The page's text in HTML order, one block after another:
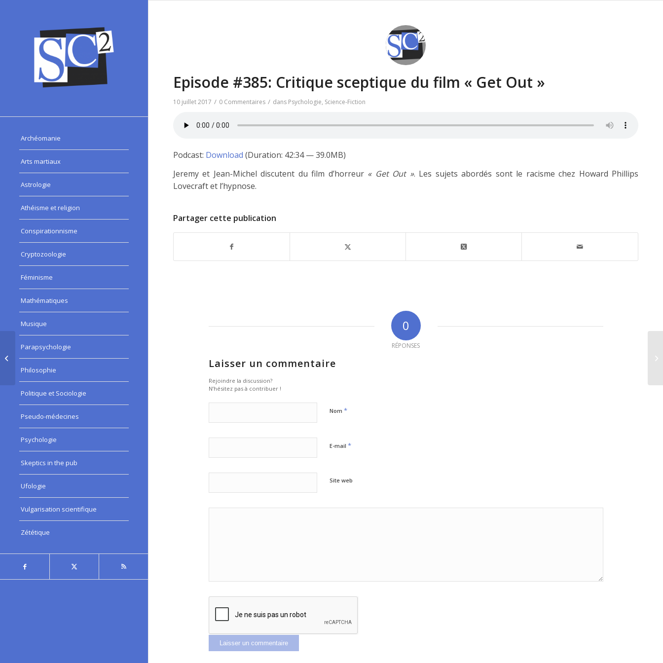
Archéomanie
Arts martiaux
Astrologie
Athéisme et religion
Conspirationnisme
Cryptozoologie
Féminisme
Mathématiques
Musique
Parapsychologie
Philosophie
Politique et Sociologie
Pseudo-médecines
Psychologie
Skeptics in the pub
Ufologie
Vulgarisation scientifique
Zététique
Episode #385: Critique sceptique du film « Get Out »
10 juillet 2017 / 0 Commentaires / dans Psychologie, Science-Fiction
Podcast: Download (Duration: 42:34 — 39.0MB)
Jeremy et Jean-Michel discutent du film d’horreur « Get Out ». Les sujets abordés sont le racisme chez Howard Phillips
Lovecraft et l’hypnose.
Partager cette publication
0
RÉPONSES
Laisser un commentaire
Rejoindre la discussion?
N’hésitez pas à contribuer !
Nom *
E-mail *
Site web
Episode #384:
Chamboulements
l’homme?